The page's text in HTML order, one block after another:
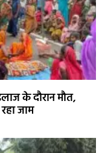
के दौरान मौत,
जाम